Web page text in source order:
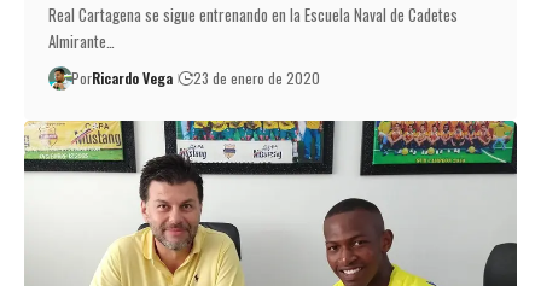
Real Cartagena se sigue entrenando en la Escuela Naval de Cadetes
Almirante…
PorRicardo Vega 23 de enero de 2020